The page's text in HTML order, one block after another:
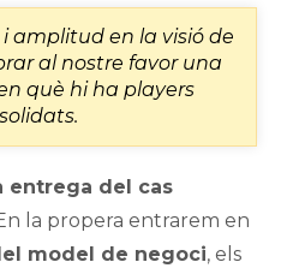
amplitud en la visió de
al nostre favor una
què hi ha players
entrega del cas
la propera entrarem en
model de negoci, els